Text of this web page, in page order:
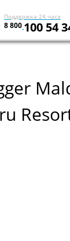
Поддержка 24 часа
8 800 100 54